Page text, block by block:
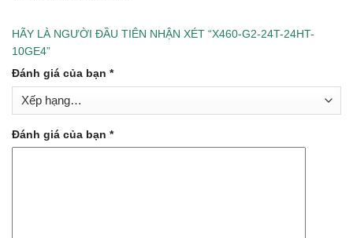
HÃY LÀ NGƯỜI ĐẦU TIÊN NHẬN XÉT “X460-G2-24T-24HT-
10GE4”
Đánh giá của bạn *
Đánh giá của bạn *